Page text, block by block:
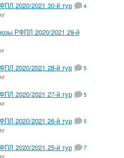
2020/2021 30-й тур 4
РФПЛ 2020/2021 29-й
2020/2021 28-й тур 5
2020/2021 27-й тур 5
2020/2021 26-й тур 5
2020/2021 25-й тур 7